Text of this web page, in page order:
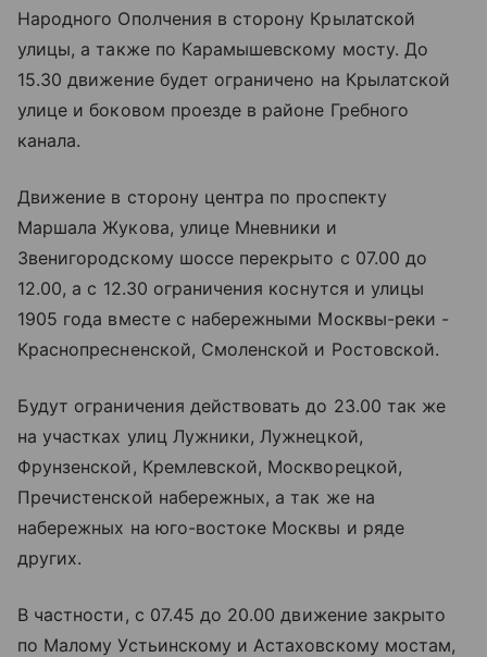
Народного Ополчения в сторону Крылатской
улицы, а также по Карамышевскому мосту. До
15.30 движение будет ограничено на Крылатской
улице и боковом проезде в районе Гребного
канала.
Движение в сторону центра по проспекту
Маршала Жукова, улице Мневники и
Звенигородскому шоссе перекрыто с 07.00 до
12.00, а с 12.30 ограничения коснутся и улицы
1905 года вместе с набережными Москвы-реки -
Краснопресненской, Смоленской и Ростовской.
Будут ограничения действовать до 23.00 так же
на участках улиц Лужники, Лужнецкой,
Фрунзенской, Кремлевской, Москворецкой,
Пречистенской набережных, а так же на
набережных на юго-востоке Москвы и ряде
других.
В частности, с 07.45 до 20.00 движение закрыто
по Малому Устьинскому и Астаховскому мостам,